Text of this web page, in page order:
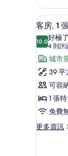
海
景
(High
Floor)
的
所
有
相
片
1
張
特
雙
床,
海
景
(High
Floor)
詳
情
顯
示
客
房,
1
張
特
大
雙
5
客房, 1
10.010.0 分，
好極了
4 則評
(4
則
評
論)
城市
39 平
可容
1 張
免費
更多資訊
更